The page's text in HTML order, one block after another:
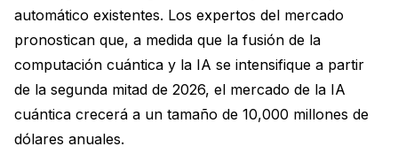
automático existentes. Los expertos del mercado
pronostican que, a medida que la fusión de la
computación cuántica y la IA se intensifique a partir
de la segunda mitad de 2026, el mercado de la IA
cuántica crecerá a un tamaño de 10,000 millones de
dólares anuales.